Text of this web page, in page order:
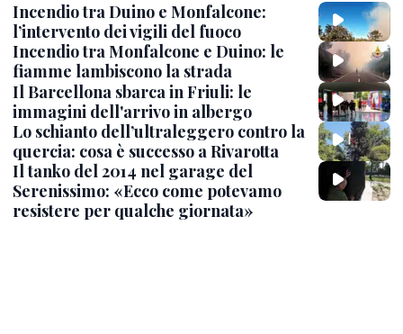
Incendio tra Duino e Monfalcone:
l’intervento dei vigili del fuoco
Incendio tra Monfalcone e Duino: le
fiamme lambiscono la strada
Il Barcellona sbarca in Friuli: le
immagini dell'arrivo in albergo
Lo schianto dell’ultraleggero contro la
quercia: cosa è successo a Rivarotta
Il tanko del 2014 nel garage del
Serenissimo: «Ecco come potevamo
resistere per qualche giornata»